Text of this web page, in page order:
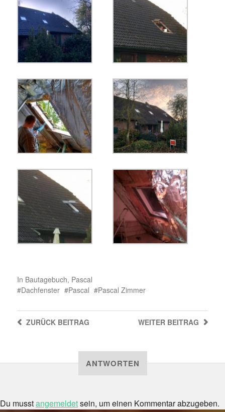
In Bautagebuch, Pascal
Dachfenster
Pascal Pascal Zimmer
WEITER BEITRAG
ZURÜCKBEITRAG
ANTWORTEN
Du musstangemeldetsein, um einen Kommentar abzugeben.